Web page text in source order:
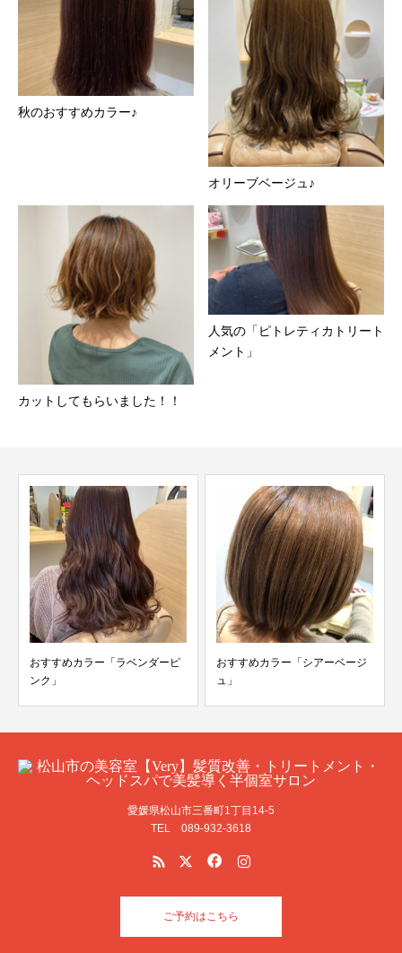
秋のおすすめカラー♪
オリーブベージュ♪
カットしてもらいました！！
人気の「ピトレティカトリート
メント」
おすすめカラー「ラベンダーピ
ンク」
おすすめカラー「シアーベージ
ュ」
愛媛県松山市三番町1丁目14-5
TEL 089-932-3618
ご予約はこちら